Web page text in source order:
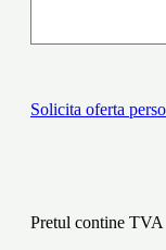
Solicita oferta
Pretul contine TVA